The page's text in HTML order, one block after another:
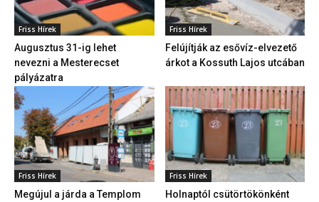
Friss Hírek
Augusztus 31-ig lehet
nevezni a Mesterecset
pályázatra
Friss Hírek
Felújítják az esővíz-elvezető
árkot a Kossuth Lajos utcában
Friss Hírek
Megújul a járda a Templom
Friss Hírek
Holnaptól csütörtökönként